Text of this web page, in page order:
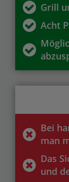
Grill
Acht
Bei
man
Das
und